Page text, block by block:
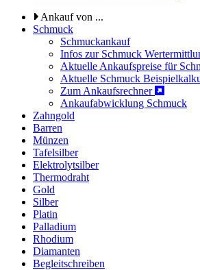
Ankauf von ...
Schmuck
Schmuckankauf
Infos zur Schmuck
Aktuelle Ankaufspreise für
Aktuelle Schmuck
Zum Ankaufsrechner
Ankaufabwicklung Schmuck
Zahngold
Barren
Münzen
Tafelsilber
Elektrolytsilber
Thermodraht
Gold
Silber
Platin
Palladium
Rhodium
Diamanten
Begleitschreiben